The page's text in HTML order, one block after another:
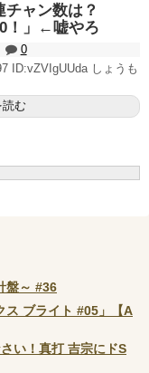
い出ｗｗｗ
ャン数は？
！」←嘘やろ
0
ID:vZVIgUUda しょうも
む
盤～ #36
ス ブライト #05」【A
い！真打 吉宗にドS